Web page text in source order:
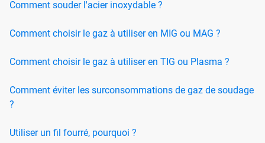
Comment souder l'acier inoxydable ?
Comment choisir le gaz à utiliser en MIG ou MAG ?
Comment choisir le gaz à utiliser en TIG ou Plasma ?
Comment éviter les surconsommations de gaz de soudage
?
Utiliser un fil fourré, pourquoi ?